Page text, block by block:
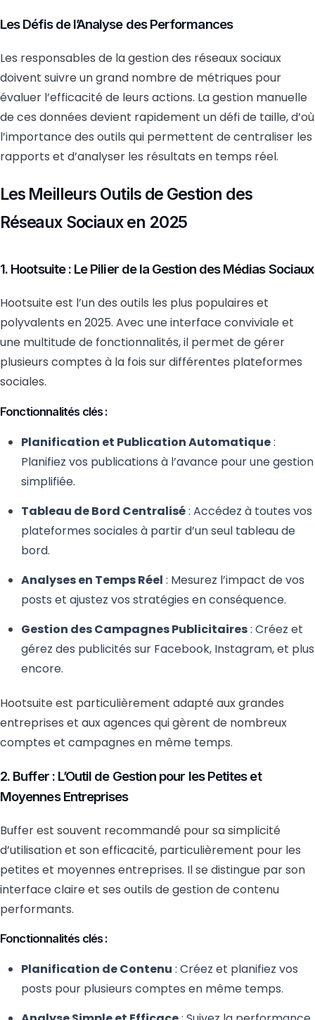
Les Défis de l’Analyse des Performances
Les responsables de la gestion des réseaux sociaux
doivent suivre un grand nombre de métriques pour
évaluer l’efficacité de leurs actions. La gestion manuelle
de ces données devient rapidement un défi de taille, d’où
l’importance des outils qui permettent de centraliser les
rapports et d’analyser les résultats en temps réel.
Les Meilleurs Outils de Gestion des
Réseaux Sociaux en 2025
1. Hootsuite : Le Pilier de la Gestion des Médias Sociaux
Hootsuite est l’un des outils les plus populaires et
polyvalents en 2025. Avec une interface conviviale et
une multitude de fonctionnalités, il permet de gérer
plusieurs comptes à la fois sur différentes plateformes
sociales.
Fonctionnalités clés :
Planification et Publication Automatique:
Planifiez vos publications à l’avance pour une gestion
simplifiée.
Tableau de Bord Centralisé: Accédez à toutes vos
plateformes sociales à partir d’un seul tableau de
bord.
Analyses en Temps Réel : Mesurez l’impact de vos
posts et ajustez vos stratégies en conséquence.
Gestion des Campagnes Publicitaires: Créez et
gérez des publicités sur Facebook, Instagram, et plus
encore.
Hootsuite est particulièrement adapté aux grandes
entreprises et aux agences qui gèrent de nombreux
comptes et campagnes en même temps.
2. Buffer : L’Outil de Gestion pour les Petites et
Moyennes Entreprises
Buffer est souvent recommandé pour sa simplicité
d’utilisation et son efficacité, particulièrement pour les
petites et moyennes entreprises. Il se distingue par son
interface claire et ses outils de gestion de contenu
performants.
Fonctionnalités clés :
Planification de Contenu : Créez et planifiez vos
posts pour plusieurs comptes en même temps.